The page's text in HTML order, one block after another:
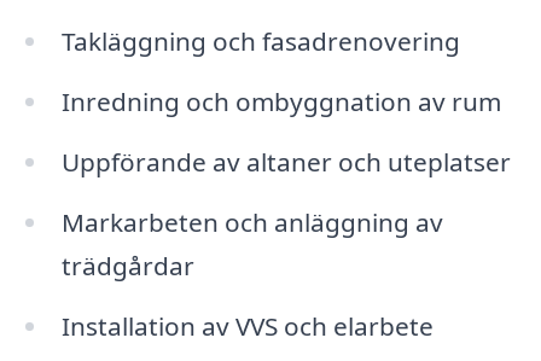
Takläggning och fasadrenovering
Inredning och ombyggnation av rum
Uppförande av altaner och uteplatser
Markarbeten och anläggning av
trädgårdar
Installation av VVS och elarbete